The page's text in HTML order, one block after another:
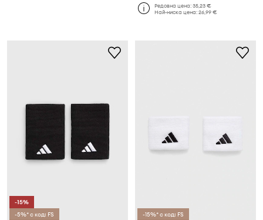
Редовна цена:35,23 €
Най-ниска цена:26,99 €
-15%
-5%* с код: FS
-15%* с код: FS